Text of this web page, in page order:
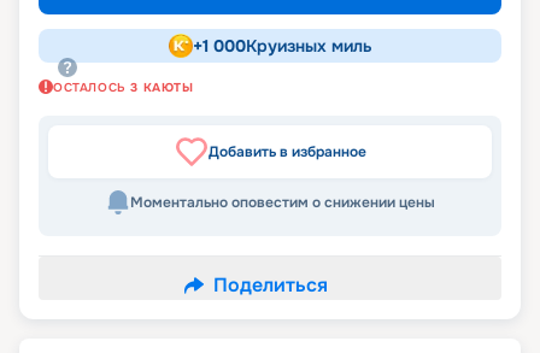
+1 000Круизных миль
ОСТАЛОСЬ 3 КАЮТЫ
Добавить в избранное
Моментально оповестим о снижении цены
Поделиться